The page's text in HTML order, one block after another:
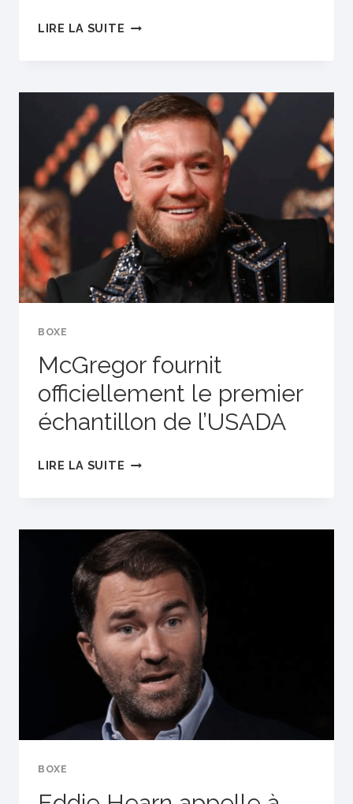
LIRE LA SUITE WILDER
FURY
UTILISERA
DES
TACTIQUES
«
DISCUTABLES
BOXE
McGregor fournit
officiellement le premier
échantillon de l’USADA
LIRE LA SUITE MCGREGOR
LE
PREMIER
ÉCHANTILLON
DE
L’USADA
BOXE